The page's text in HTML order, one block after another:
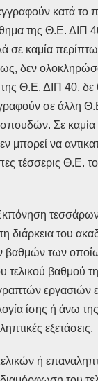
κατά το
της Θ.Ε. ΔΙΠ
σε καμία
δεν
Θ.Ε. ΔΙΠ 40, δε
σε άλλη
Σε
μπορεί να
τέσσερις Θ.Ε.
διάρκεια του
βαθμών των
τελικού βαθμού
εργασιών
ίσης ή άνω
εξετάσεις.
ή